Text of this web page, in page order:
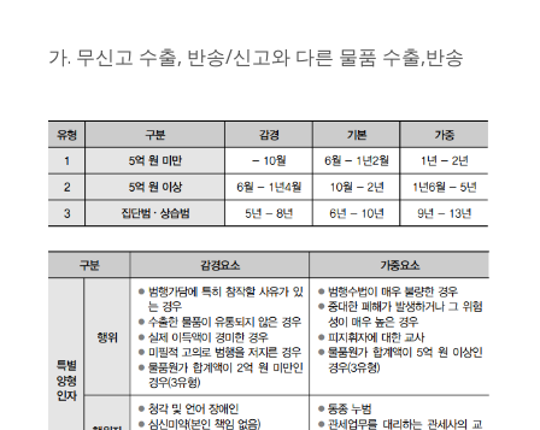
가. 무신고 수출, 반송/신고와 다른 물품 수출,반송